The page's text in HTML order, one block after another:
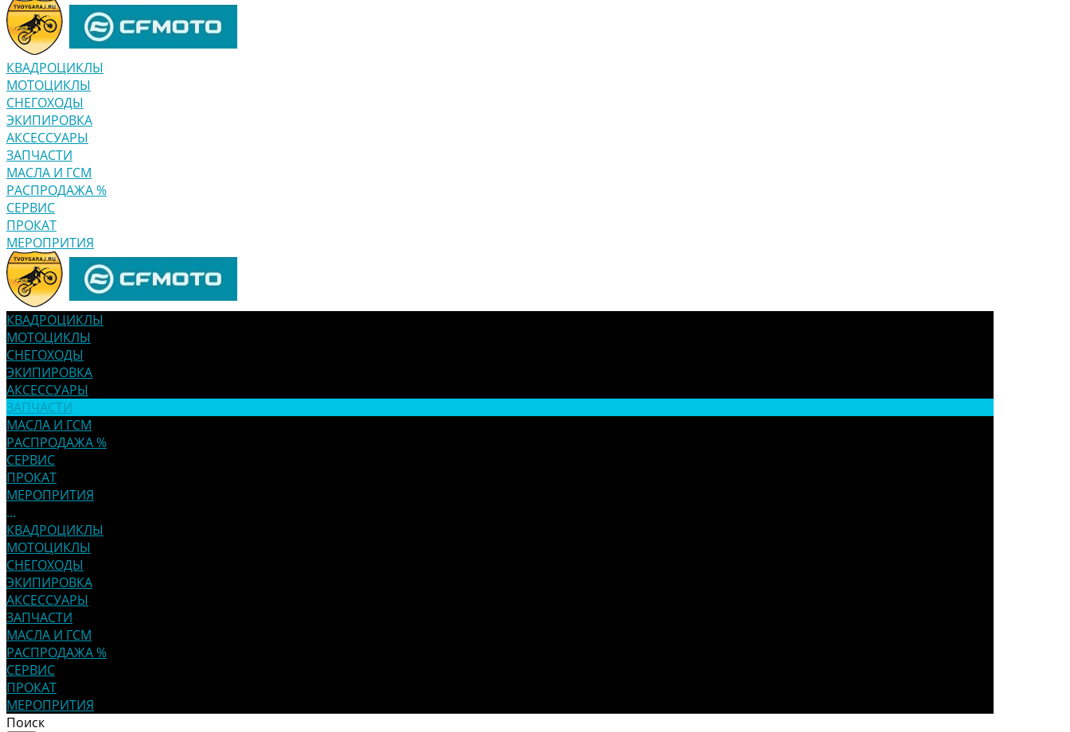
КВАДРОЦИКЛЫ
МОТОЦИКЛЫ
СНЕГОХОДЫ
ЭКИПИРОВКА
АКСЕССУАРЫ
ЗАПЧАСТИ
МАСЛА И ГСМ
РАСПРОДАЖА %
СЕРВИС
ПРОКАТ
МЕРОПРИТИЯ
КВАДРОЦИКЛЫ
МОТОЦИКЛЫ
СНЕГОХОДЫ
ЭКИПИРОВКА
АКСЕССУАРЫ
ЗАПЧАСТИ
МАСЛА И ГСМ
РАСПРОДАЖА %
СЕРВИС
ПРОКАТ
МЕРОПРИТИЯ
...
КВАДРОЦИКЛЫ
МОТОЦИКЛЫ
СНЕГОХОДЫ
ЭКИПИРОВКА
АКСЕССУАРЫ
ЗАПЧАСТИ
МАСЛА И ГСМ
РАСПРОДАЖА %
СЕРВИС
ПРОКАТ
МЕРОПРИТИЯ
Поиск